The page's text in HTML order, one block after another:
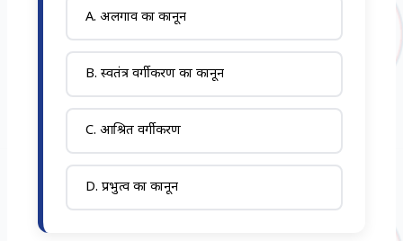
A. अलगाव का कानून
B. स्वतंत्र वर्गीकरण का कानून
C. आश्रित वर्गीकरण
D. प्रभुत्व का कानून